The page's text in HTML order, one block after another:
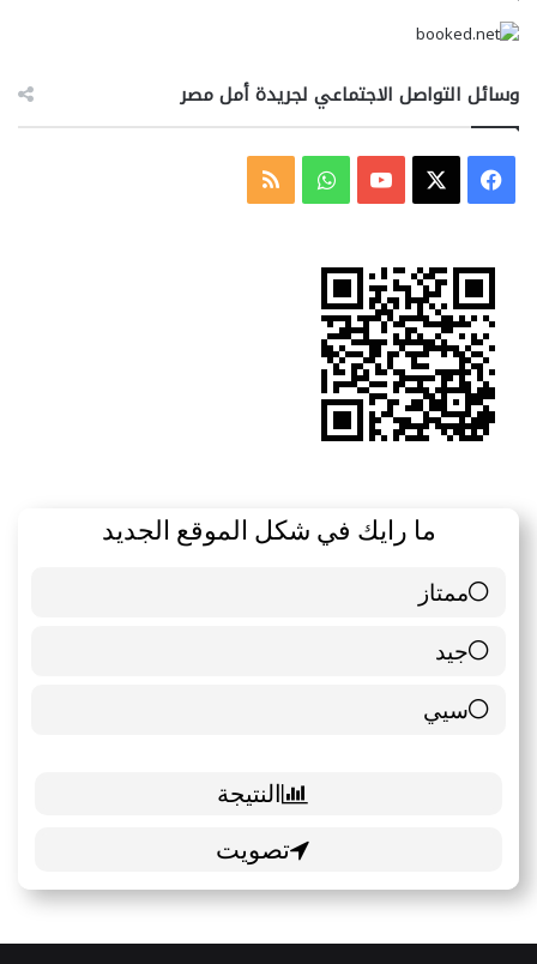
وسائل التواصل الاجتماعي لجريدة أمل مصر
فيسبوك ‫YouTubeواتسابملخص
ما رايك في شكل الموقع الجديد
ممتاز
6 ( 85.71 % )
جيد
0 ( 0 % )
سيي
1 ( 14.29 % )